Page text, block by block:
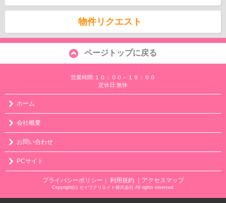
物件リクエスト
ページトップに戻る
営業時間:１０：００～１９：００
定休日:無休
ホーム
会社概要
お問い合わせ
PCサイト
プライバシーポリシー ｜ 利用規約 ｜アクセスマップ
Copyright(c) セイワクリエイト株式会社 All rights reserved.